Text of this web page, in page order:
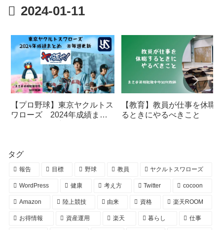
2024-01-11
【プロ野球】東京ヤクルトス
ワローズ 2024年成績まと
【教育】教員が仕事を休職
るときにやるべきこと
タグ
報告 目標 野球 教員 ヤクルトスワローズ
WordPress 健康 考え方 Twitter cocoon
Amazon 陸上競技 由来 資格 楽天ROOM
お得情報 資産運用 楽天 暮らし 仕事